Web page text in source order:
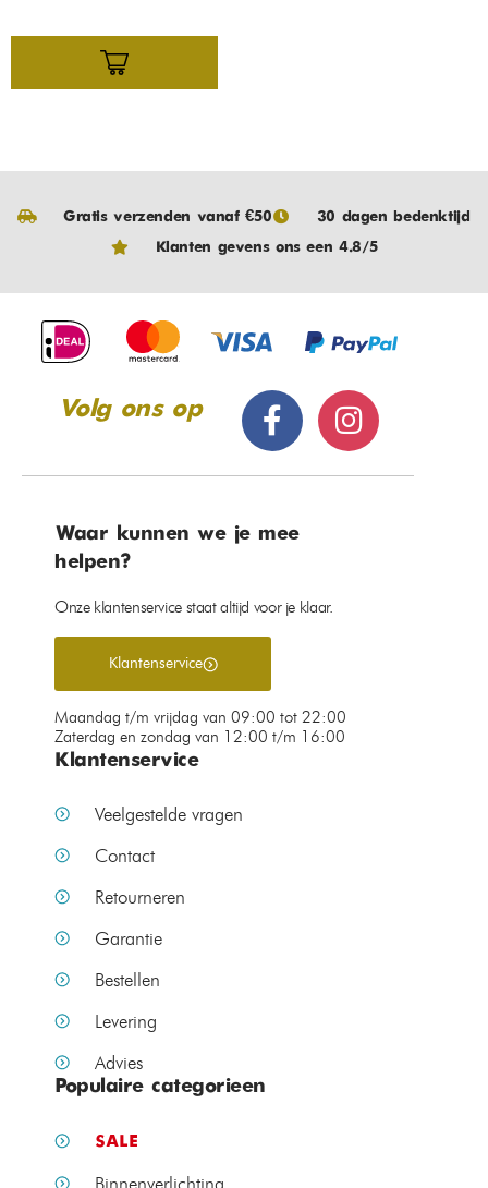
Gratis verzenden vanaf €50
30 dagen bedenktijd
Klanten gevens ons een 4.8/5
Volg ons op
Waar kunnen we je mee
helpen?
Onze klantenservice staat altijd voor je klaar.
Klantenservice
Maandag t/m vrijdag van 09:00 tot 22:00
Zaterdag en zondag van 12:00 t/m 16:00
Klantenservice
Veelgestelde vragen
Contact
Retourneren
Garantie
Bestellen
Levering
Advies
Populaire categorieen
SALE
Binnenverlichting